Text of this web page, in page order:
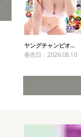
ヤングチャンピオ…
発売日：2026.08.10